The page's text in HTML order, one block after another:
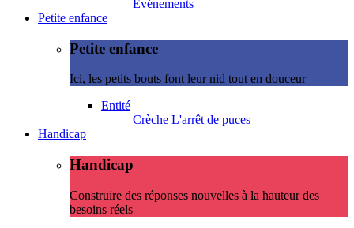
Evénements
Petite enfance
Petite enfance
Ici, les petits bouts font leur nid tout en douceur
Entité
Crèche L'arrêt de puces
Handicap
Handicap
Construire des réponses nouvelles à la hauteur des
besoins réels